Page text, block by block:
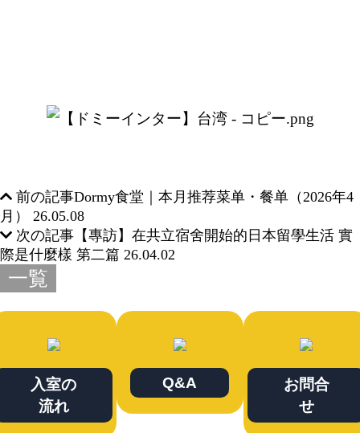
前の記事Dormy食堂｜本月推荐菜单・餐单（2026年4
月）
26.05.08
次の記事 【專訪】在共立宿舍開始的日本留學生活 實
際是什麼樣 第二篇 26.04.02
一覧
入室の
流れ
Q&A
お問合
せ